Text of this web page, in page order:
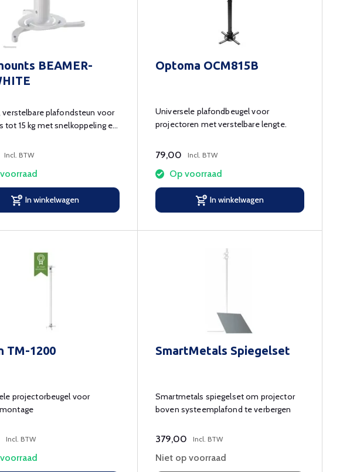
BEAMER-
verstelbare plafondsteun voor
tot 15 kg met snelkoppeling en
Incl. BTW
In winkelwagen
Optoma OCM815B
Universele plafondbeugel voor
projectoren met verstelbare lengte.
79,00 Incl. BTW
Op voorraad
In winkelwagen
TM-1200
projectorbeugel voor
Incl. BTW
SmartMetals Spiegelset
Smartmetals spiegelset om projector
boven systeemplafond te verbergen
379,00 Incl. BTW
Niet op voorraad